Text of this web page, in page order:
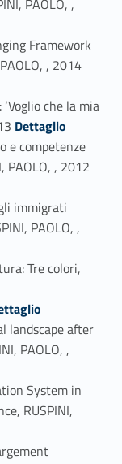
PAOLO, ,
Framework
, 2014
che la mia
Link identifier #identifier_person_127102-10
Dettaglio
e competenze
PAOLO, , 2012
immigrati
PAOLO, ,
Tre colori,
14
landscape after
PAOLO, ,
System in
RUSPINI,